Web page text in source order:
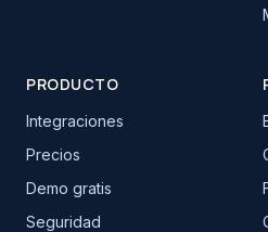
PRODUCTO
Integraciones
Precios
Demo gratis
Seguridad